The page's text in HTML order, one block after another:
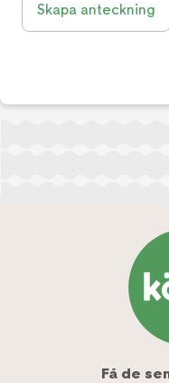
Skapa anteckning
Få de